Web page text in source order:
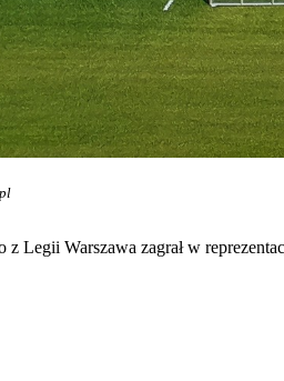
z Legii Warszawa zagrał w